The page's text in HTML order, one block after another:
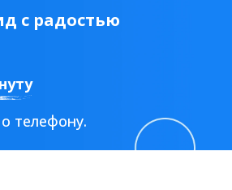
с радостью
телефону.